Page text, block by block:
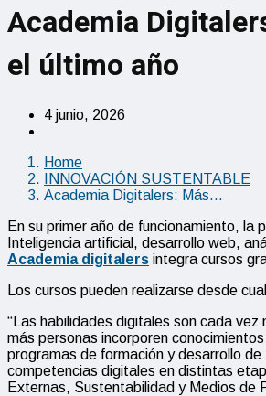
Academia
el último año
4 junio, 2026
Home
INNOVACIÓN SUSTENTABLE
Academia Digitalers: Más…
En su primer año de funcionamiento,
Inteligencia artificial, desarrollo web,
Academia digitalers integra cursos
Los cursos pueden realizarse desde
“Las habilidades digitales son cada
más personas incorporen
programas de formación y desarrollo
competencias digitales en distintas
Externas, Sustentabilidad y Medios de